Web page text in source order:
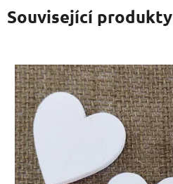
Související produkty